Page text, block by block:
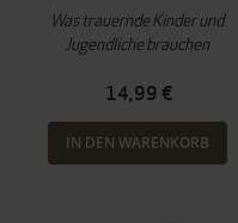
Was trauernde Kinder und
Jugendliche brauchen
14,99 €
IN DEN WARENKORB